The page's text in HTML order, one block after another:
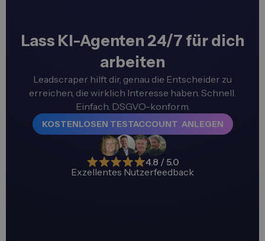
Lass KI-Agenten 24/7 für dich
arbeiten
Leadscraper hilft dir, genau die Entscheider zu
erreichen, die wirklich Interesse haben. Schnell.
Einfach. DSGVO-konform.
KOSTENLOSEN TESTACCOUNT ANLEGEN
4.8 / 5.0
Exzellentes Nutzerfeedback